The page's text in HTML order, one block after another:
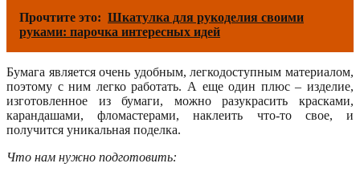
Прочтите это: Шкатулка для рукоделия своими
руками: парочка интересных идей
Бумага является очень удобным, легкодоступным материалом,
поэтому с ним легко работать. А еще один плюс – изделие,
изготовленное из бумаги, можно разукрасить красками,
карандашами, фломастерами, наклеить что-то свое, и
получится уникальная поделка.
Что нам нужно подготовить: